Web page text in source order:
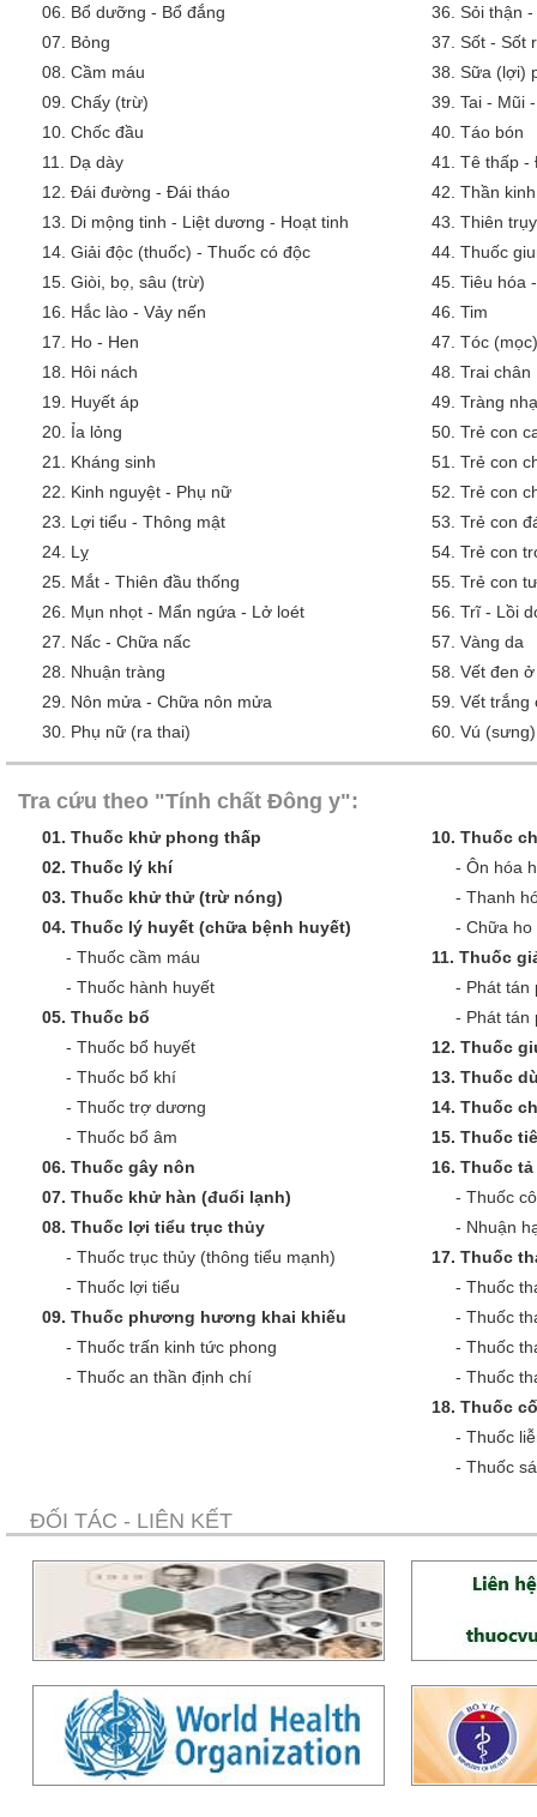
06. Bổ dưỡng - Bổ đắng
07. Bỏng
08. Cầm máu
09. Chấy (trừ)
10. Chốc đầu
11. Dạ dày
12. Đái đường - Đái tháo
13. Di mộng tinh - Liệt dương - Hoạt tinh
14. Giải độc (thuốc) - Thuốc có độc
15. Giòi, bọ, sâu (trừ)
16. Hắc lào - Vảy nến
17. Ho - Hen
18. Hôi nách
19. Huyết áp
20. Ỉa lỏng
21. Kháng sinh
22. Kinh nguyệt - Phụ nữ
23. Lợi tiểu - Thông mật
24. Lỵ
25. Mắt - Thiên đầu thống
26. Mụn nhọt - Mẩn ngứa - Lở loét
27. Nấc - Chữa nấc
28. Nhuận tràng
29. Nôn mửa - Chữa nôn mửa
30. Phụ nữ (ra thai)
36. Sỏi thận
37. Sốt - Sốt
38. Sữa (lợi)
39. Tai - Mũi
40. Táo bón
41. Tê thấp -
42. Thần
43. Thiên trụy
44. Thuốc
45. Tiêu hóa
46. Tim
47. Tóc
48. Trai chân
49. Tràng
50. Trẻ con
51. Trẻ con
52. Trẻ con
53. Trẻ con
54. Trẻ con
55. Trẻ con
56. Trĩ - Lồi
57. Vàng da
58. Vết đen
59. Vết trắng
60. Vú
Tra cứu theo "Tính chất Đông y":
01. Thuốc khử phong thấp
02. Thuốc lý khí
03. Thuốc khử thử (trừ nóng)
04. Thuốc lý huyết (chữa bệnh huyết)
- Thuốc cầm máu
- Thuốc hành huyết
05. Thuốc bổ
- Thuốc bổ huyết
- Thuốc bổ khí
- Thuốc trợ dương
- Thuốc bổ âm
06. Thuốc gây nôn
07. Thuốc khử hàn (đuổi lạnh)
08. Thuốc lợi tiểu trục thủy
- Thuốc trục thủy (thông tiểu mạnh)
- Thuốc lợi tiểu
09. Thuốc phương hương khai khiếu
- Thuốc trấn kinh tức phong
- Thuốc an thần định chí
10. Thuốc
- Ôn hóa
- Thanh
- Chữa ho
11. Thuốc
- Phát tán
- Phát tán
12. Thuốc
13. Thuốc
14. Thuốc
15. Thuốc
16. Thuốc
- Thuốc
- Nhuận
17. Thuốc
- Thuốc
- Thuốc
- Thuốc
- Thuốc
18. Thuốc
- Thuốc
- Thuốc
ĐỐI TÁC - LIÊN KẾT